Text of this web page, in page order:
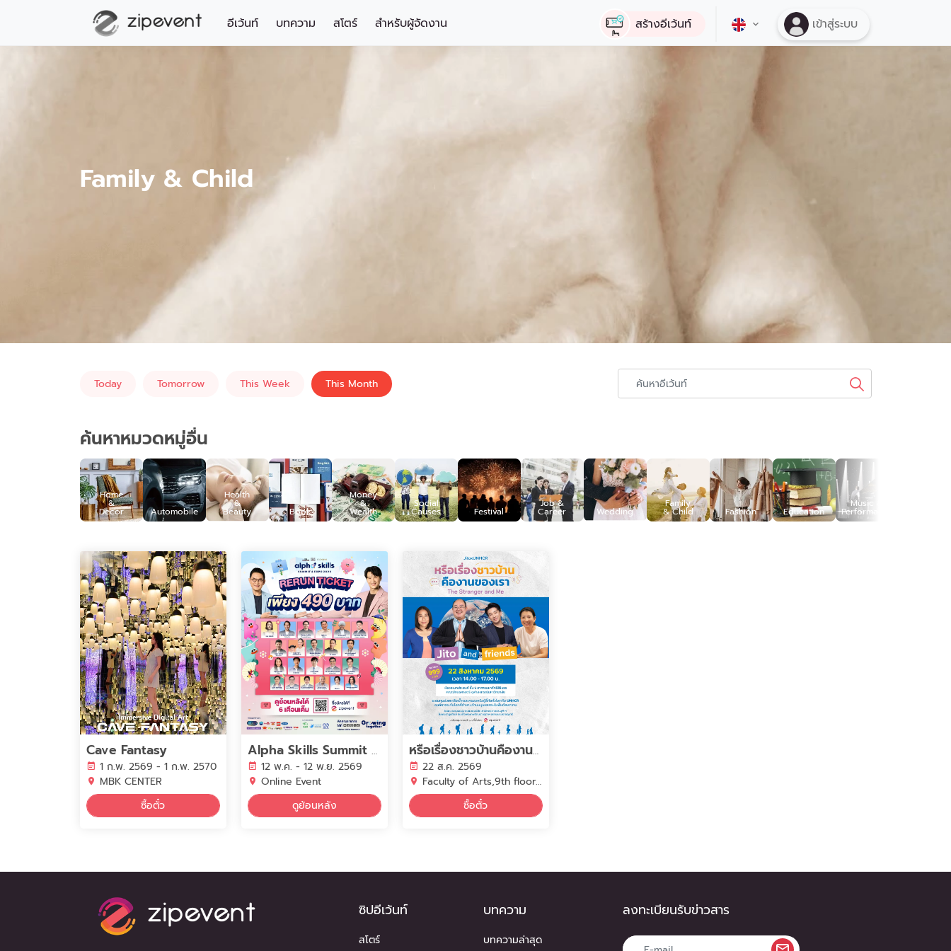
อีเว้นท์ บทความ สโตร์ สำหรับผู้จัดงาน สร้างอีเว้นท์ เข้าสู่ระบบ
Family & Child
Today Tomorrow This Week This Month
ค้นหาหมวดหมู่อื่น
Home
&
Decor Automobile
Health
&
Beauty Book
Money
&
Wealth
Social
Causes Festival
Job &
Career Wedding
Family
& Child Fashion Education
Music &
Performance
Cave Fantasy
1 ก.พ. 2569 - 1 ก.พ. 2570
MBK CENTER
ซื้อตั๋ว
Alpha Skills Summit & Expo 2026
12 พ.ค. - 12 พ.ย. 2569
Online Event
ดูย้อนหลัง
หรือเรื่องชาวบ้านคืองานของเรา ? The Stranger and Me Jito and friends
22 ส.ค. 2569
Faculty of Arts,9th floor, Chulalongkorn University
ซื้อตั๋ว
ซิปอีเว้นท์
สโตร์
บทความ
บทความล่าสุด
ลงทะเบียนรับข่าวสาร